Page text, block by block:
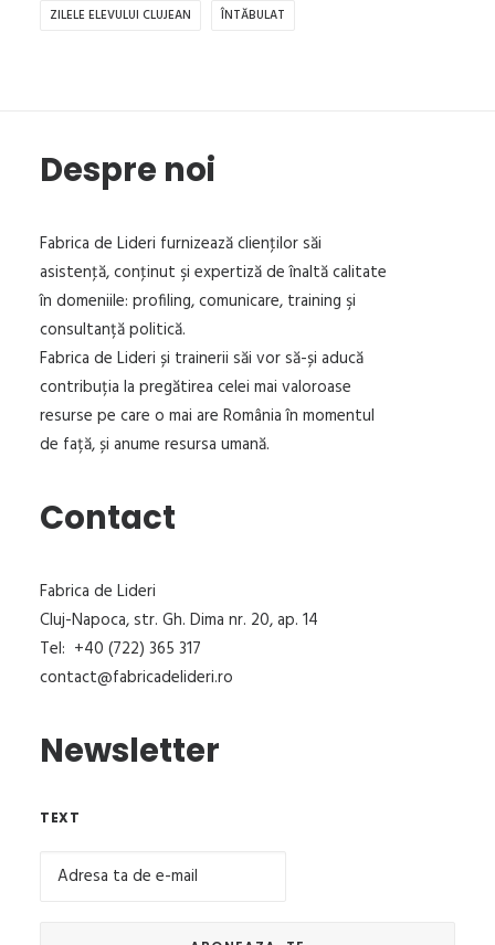
ZILELE ELEVULUI CLUJEAN ÎNTĂBULAT
Despre noi
Fabrica de Lideri furnizează clienţilor săi
asistenţă, conţinut şi expertiză de înaltă calitate
în domeniile: profiling, comunicare, training şi
consultanță politică.
Fabrica de Lideri și trainerii săi vor să-și aducă
contribuția la pregătirea celei mai valoroase
resurse pe care o mai are România în momentul
de față, și anume resursa umană.
Contact
Fabrica de Lideri
Cluj-Napoca, str. Gh. Dima nr. 20, ap. 14
Tel: +40 (722) 365 317
contact@fabricadelideri.ro
Newsletter
TEXT